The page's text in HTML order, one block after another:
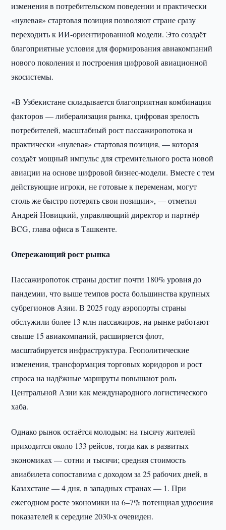
изменения в потребительском поведении и практически
«нулевая» стартовая позиция позволяют стране сразу
переходить к ИИ-ориентированной модели. Это создаёт
благоприятные условия для формирования авиакомпаний
нового поколения и построения цифровой авиационной
экосистемы.
«В Узбекистане складывается благоприятная комбинация
факторов — либерализация рынка, цифровая зрелость
потребителей, масштабный рост пассажиропотока и
практически «нулевая» стартовая позиция, — которая
создаёт мощный импульс для стремительного роста новой
авиации на основе цифровой бизнес-модели. Вместе с тем
действующие игроки, не готовые к переменам, могут
столь же быстро потерять свои позиции», — отметил
Андрей Новицкий, управляющий директор и партнёр
BCG, глава офиса в Ташкенте.
Опережающий рост рынка
Пассажиропоток страны достиг почти 180% уровня до
пандемии, что выше темпов роста большинства крупных
субрегионов Азии. В 2025 году аэропорты страны
обслужили более 13 млн пассажиров, на рынке работают
свыше 15 авиакомпаний, расширяется флот,
масштабируется инфраструктура. Геополитические
изменения, трансформация торговых коридоров и рост
спроса на надёжные маршруты повышают роль
Центральной Азии как международного логистического
хаба.
Однако рынок остаётся молодым: на тысячу жителей
приходится около 133 рейсов, тогда как в развитых
экономиках — сотни и тысячи; средняя стоимость
авиабилета сопоставима с доходом за 25 рабочих дней, в
Казахстане — 4 дня, в западных странах — 1. При
ежегодном росте экономики на 6–7% потенциал удвоения
показателей к середине 2030-х очевиден.